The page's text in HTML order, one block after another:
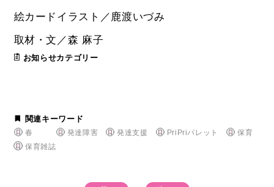
絵カードイラスト／鹿渡いづみ
取材・文／森 麻子
お知らせカテゴリー
関連キーワード
春 発達障害 発達支援 PriPriパレット
保育
保育雑誌